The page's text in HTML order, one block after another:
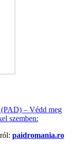
paidromania.ro